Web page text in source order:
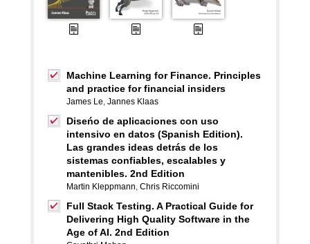
Machine Learning for Finance. Principles
and practice for financial insiders
James Le, Jannes Klaas
Diseńo de aplicaciones con uso
intensivo en datos (Spanish Edition).
Las grandes ideas detrás de los
sistemas confiables, escalables y
mantenibles. 2nd Edition
Martin Kleppmann, Chris Riccomini
Full Stack Testing. A Practical Guide for
Delivering High Quality Software in the
Age of AI. 2nd Edition